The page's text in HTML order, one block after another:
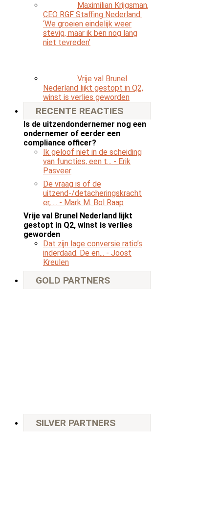
Maximilian Krijgsman,
CEO RGF Staffing Nederland:
‘We groeien eindelijk weer
stevig, maar ik ben nog lang
niet tevreden’
Vrije val Brunel
Nederland lijkt gestopt in Q2,
winst is verlies geworden
RECENTE REACTIES
Is de uitzendondernemer nog een
ondernemer of eerder een
compliance officer?
Ik geloof niet in de scheiding
van functies, een t... - Erik
Pasveer
De vraag is of de
uitzend-/detacheringskracht
er, ... - Mark M. Bol Raap
Vrije val Brunel Nederland lijkt
gestopt in Q2, winst is verlies
geworden
Dat zijn lage conversie ratio’s
inderdaad. De en... - Joost
Kreulen
GOLD PARTNERS
SILVER PARTNERS